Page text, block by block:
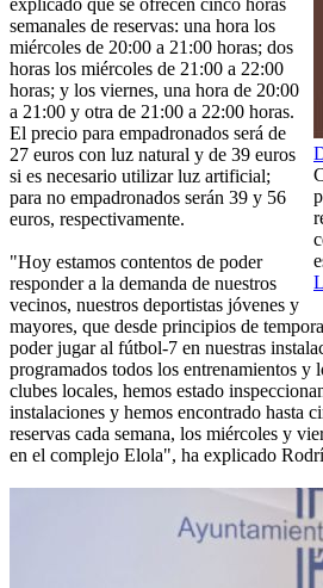
explicado que se ofrecen cinco horas
semanales de reservas: una hora los
miércoles de 20:00 a 21:00 horas; dos
horas los miércoles de 21:00 a 22:00
horas; y los viernes, una hora de 20:00
a 21:00 y otra de 21:00 a 22:00 horas.
El precio para empadronados será de
27 euros con luz natural y de 39 euros
si es necesario utilizar luz artificial;
para no empadronados serán 39 y 56
euros, respectivamente.
"Hoy estamos contentos de poder
responder a la demanda de nuestros
vecinos, nuestros deportistas jóvenes y
mayores, que desde principios de
poder jugar al fútbol-7 en nuestras
programados todos los entrenamientos y
clubes locales, hemos estado
instalaciones y hemos encontrado hasta
reservas cada semana, los miércoles y
en el complejo Elola", ha explicado